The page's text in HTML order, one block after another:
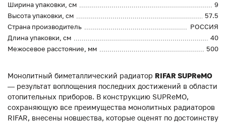
Ширина упаковки, см
9
Высота упаковки, см
57.5
Страна производитель
РОССИЯ
Длина упаковки, см
40
Межосевое расстояние, мм
500
Монолитный биметаллический радиатор RIFAR SUPReMO
— результат воплощения последних достижений в области
отопительных приборов. В конструкцию SUPReMO,
сохраняющую все преимущества монолитных радиаторов
RIFAR, внесены новшества, которые оценят по достоинству